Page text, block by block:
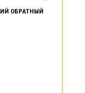
ОБРАТНЫЙ